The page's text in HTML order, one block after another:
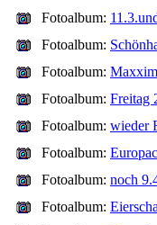
Fotoalbum:
Fotoalbum:
Fotoalbum:
Fotoalbum: Freitag
Fotoalbum: wieder
Fotoalbum:
Fotoalbum: noch
Fotoalbum: